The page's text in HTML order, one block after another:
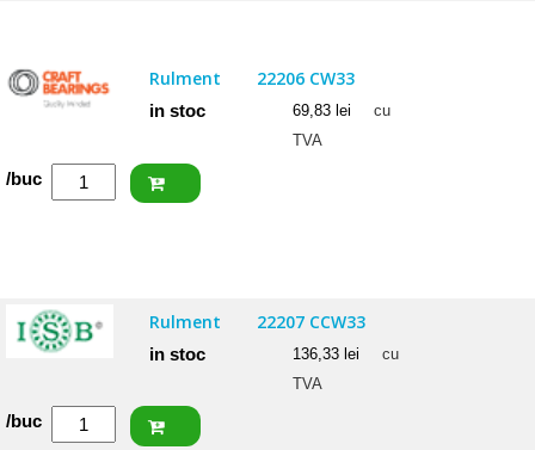
Rulment 22206 CW33
in stoc 69,83 lei
cu
TVA
Cantitate
CRAFT
/buc
Rulment 22207 CCW33
in stoc 136,33 lei
cu
TVA
Cantitate
/buc